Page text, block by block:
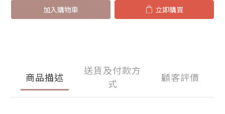
加入購物車 立即購買
商品描述
送貨及付款方
式
顧客評價